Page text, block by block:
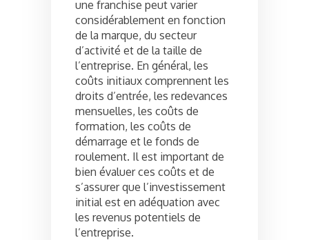
une franchise peut varier
considérablement en fonction
de la marque, du secteur
d’activité et de la taille de
l’entreprise. En général, les
coûts initiaux comprennent les
droits d’entrée, les redevances
mensuelles, les coûts de
formation, les coûts de
démarrage et le fonds de
roulement. Il est important de
bien évaluer ces coûts et de
s’assurer que l’investissement
initial est en adéquation avec
les revenus potentiels de
l’entreprise.